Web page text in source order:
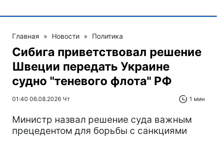
Главная » Новости » Политика
Сибига приветствовал решение
Швеции передать Украине
судно "теневого флота" РФ
01:40 06.08.2026 Чт 1 мин
Министр назвал решение суда важным
прецедентом для борьбы с санкциями